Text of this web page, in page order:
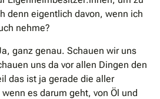
denn eigentlich davon, wenn ich
nehme?
ganz genau. Schauen wir uns
uns da vor allen Dingen den
das ist ja gerade die aller
es darum geht, von Öl und